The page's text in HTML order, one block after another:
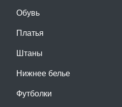
Обувь
Платья
Штаны
Нижнее белье
Футболки